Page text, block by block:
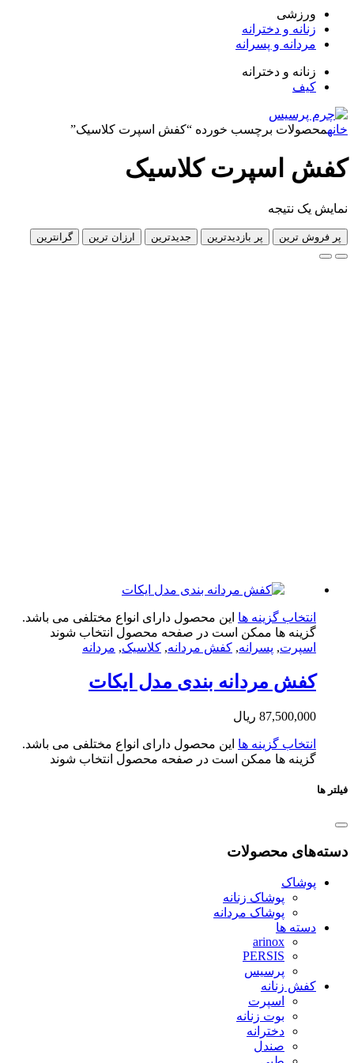
و دخترانه
و پسرانه
و دخترانه
برچسب خورده “کفش اسپرت کلاسیک”
اسپرت کلاسیک
نتیجه
ترین پر بازدیدترین جدیدترین ارزان ترین گرانترین
گزینه ها این محصول دارای انواع مختلفی می باشد.
ها ممکن است در صفحه محصول انتخاب شوند
پسرانه,کفش مردانه, کلاسیک, مردانه
مردانه بندی مدل ایکات
ریال
گزینه ها این محصول دارای انواع مختلفی می باشد.
ها ممکن است در صفحه محصول انتخاب شوند
محصولات
پوشاک زنانه
پوشاک مردانه
ها
PERSIS
پرسیس
زنانه
اسپرت
بوت زنانه
دخترانه